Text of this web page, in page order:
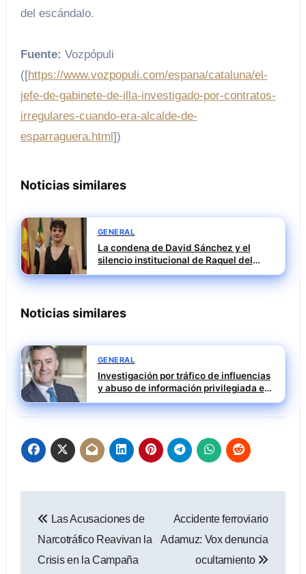
del escándalo.
Fuente: Vozpópuli
([https://www.vozpopuli.com/espana/cataluna/el-
jefe-de-gabinete-de-illa-investigado-por-contratos-
irregulares-cuando-era-alcalde-de-
esparraguera.html])
Noticias similares
GENERAL
La condena de David Sánchez y el
silencio institucional de Raquel del
Puerto
Noticias similares
GENERAL
Investigación por tráfico de influencias
y abuso de información privilegiada en
Tubos Reunidos con Francisco Irazusta
de
entradas
Las Acusaciones de
Narcotráfico Reavivan la
Crisis en la Campaña
Accidente ferroviario
Adamuz: Vox denuncia
ocultamiento